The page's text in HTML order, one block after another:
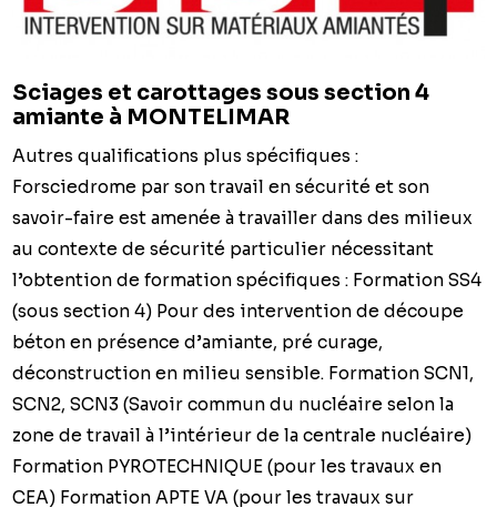
Sciages et carottages sous section 4
amiante à MONTELIMAR
Autres qualifications plus spécifiques :
Forsciedrome par son travail en sécurité et son
savoir-faire est amenée à travailler dans des milieux
au contexte de sécurité particulier nécessitant
l’obtention de formation spécifiques : Formation SS4
(sous section 4) Pour des intervention de découpe
béton en présence d’amiante, pré curage,
déconstruction en milieu sensible. Formation SCN1,
SCN2, SCN3 (Savoir commun du nucléaire selon la
zone de travail à l’intérieur de la centrale nucléaire)
Formation PYROTECHNIQUE (pour les travaux en
CEA) Formation APTE VA (pour les travaux sur